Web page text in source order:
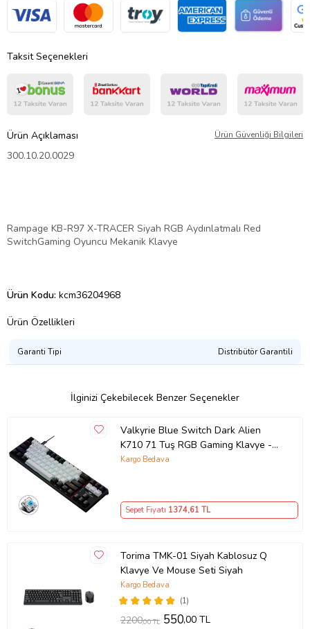
Taksit Seçenekleri
Ürün Açıklaması Ürün Güvenliği Bilgileri
300.10.20.0029
Rampage KB-R97 X-TRACER Siyah RGB Aydınlatmalı Red
SwitchGaming Oyuncu Mekanik Klavye
Ürün Kodu: kcm36204968
Ürün Özellikleri
Garanti Tipi Distribütör Garantili
İlginizi Çekebilecek Benzer Seçenekler
Valkyrie Blue Switch Dark Alien
K710 71 Tuş RGB Gaming Klavye -
Mekanik Mavi Tuş Type-C - 2
Kargo Bedava
Sepet Fiyatı 1374,61 TL
Torima TMK-01 Siyah Kablosuz Q
Klavye Ve Mouse Seti Siyah
(1)
Kargo Bedava
2200,00 TL 550,00 TL